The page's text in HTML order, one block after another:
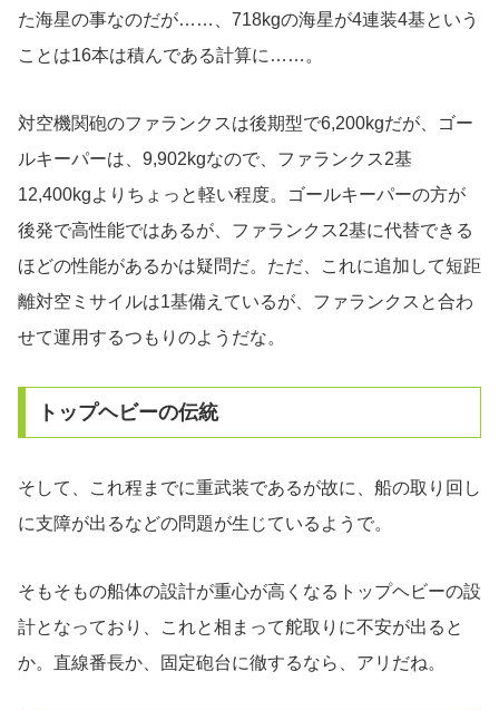
た海星の事なのだが……、718kgの海星が4連装4基という
ことは16本は積んである計算に……。
対空機関砲のファランクスは後期型で6,200kgだが、ゴー
ルキーパーは、9,902kgなので、ファランクス2基
12,400kgよりちょっと軽い程度。ゴールキーパーの方が
後発で高性能ではあるが、ファランクス2基に代替できる
ほどの性能があるかは疑問だ。ただ、これに追加して短距
離対空ミサイルは1基備えているが、ファランクスと合わ
せて運用するつもりのようだな。
トップヘビーの伝統
そして、これ程までに重武装であるが故に、船の取り回し
に支障が出るなどの問題が生じているようで。
そもそもの船体の設計が重心が高くなるトップヘビーの設
計となっており、これと相まって舵取りに不安が出ると
か。直線番長か、固定砲台に徹するなら、アリだね。